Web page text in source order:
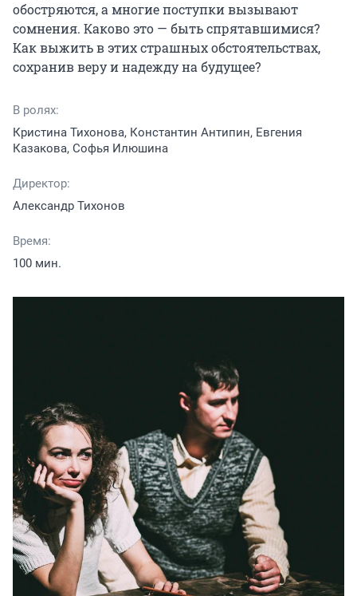
обостряются, а многие поступки вызывают
сомнения. Каково это — быть спрятавшимися?
Как выжить в этих страшных обстоятельствах,
сохранив веру и надежду на будущее?
В ролях:
Кристина Тихонова, Константин Антипин, Евгения
Казакова, Софья Илюшина
Директор:
Александр Тихонов
Время:
100 мин.